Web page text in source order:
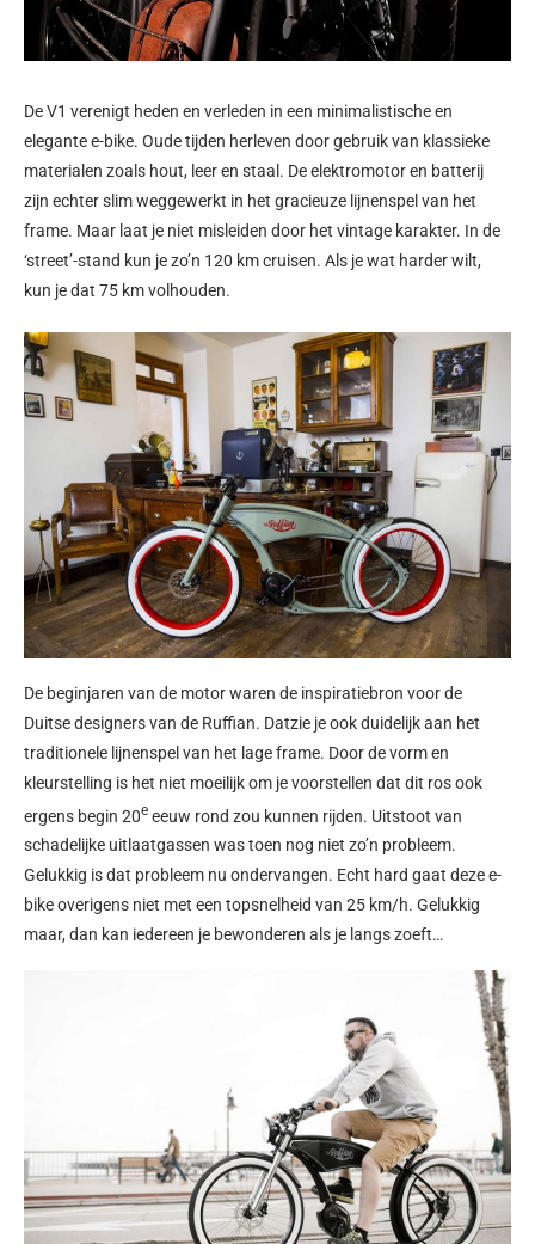
De V1 verenigt heden en verleden in een minimalistische en
elegante e-bike. Oude tijden herleven door gebruik van klassieke
materialen zoals hout, leer en staal. De elektromotor en batterij
zijn echter slim weggewerkt in het gracieuze lijnenspel van het
frame. Maar laat je niet misleiden door het vintage karakter. In de
‘street’-stand kun je zo’n 120 km cruisen. Als je wat harder wilt,
kun je dat 75 km volhouden.
De beginjaren van de motor waren de inspiratiebron voor de
Duitse designers van de Ruffian. Datzie je ook duidelijk aan het
traditionele lijnenspel van het lage frame. Door de vorm en
kleurstelling is het niet moeilijk om je voorstellen dat dit ros ook
ergens begin 20e eeuw rond zou kunnen rijden. Uitstoot van
schadelijke uitlaatgassen was toen nog niet zo’n probleem.
Gelukkig is dat probleem nu ondervangen. Echt hard gaat deze e-
bike overigens niet met een topsnelheid van 25 km/h. Gelukkig
maar, dan kan iedereen je bewonderen als je langs zoeft…